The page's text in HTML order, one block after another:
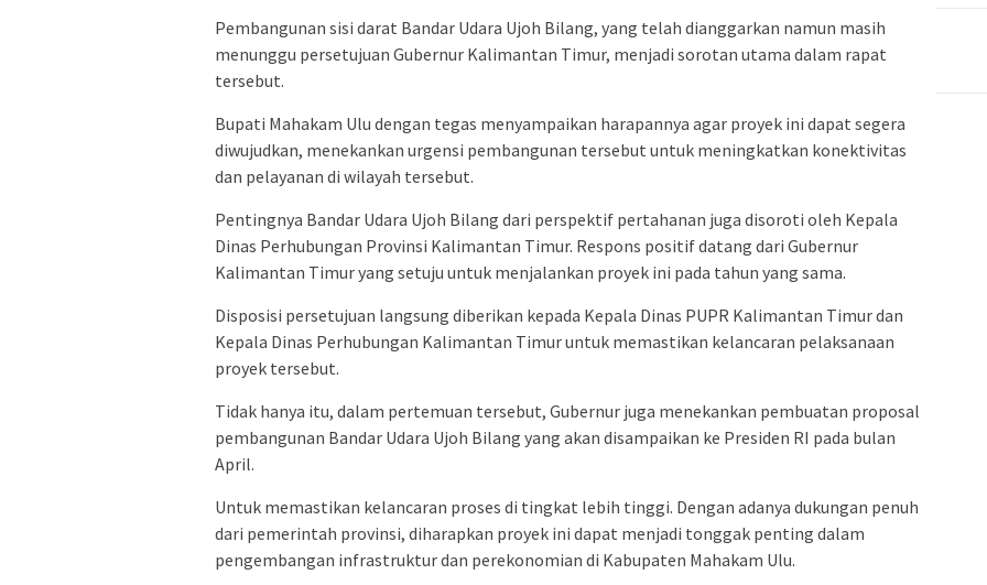
Pembangunan sisi darat Bandar Udara Ujoh Bilang, yang telah dianggarkan namun masih
menunggu persetujuan Gubernur Kalimantan Timur, menjadi sorotan utama dalam rapat
tersebut.
Bupati Mahakam Ulu dengan tegas menyampaikan harapannya agar proyek ini dapat segera
diwujudkan, menekankan urgensi pembangunan tersebut untuk meningkatkan konektivitas
dan pelayanan di wilayah tersebut.
Pentingnya Bandar Udara Ujoh Bilang dari perspektif pertahanan juga disoroti oleh Kepala
Dinas Perhubungan Provinsi Kalimantan Timur. Respons positif datang dari Gubernur
Kalimantan Timur yang setuju untuk menjalankan proyek ini pada tahun yang sama.
Disposisi persetujuan langsung diberikan kepada Kepala Dinas PUPR Kalimantan Timur dan
Kepala Dinas Perhubungan Kalimantan Timur untuk memastikan kelancaran pelaksanaan
proyek tersebut.
Tidak hanya itu, dalam pertemuan tersebut, Gubernur juga menekankan pembuatan proposal
pembangunan Bandar Udara Ujoh Bilang yang akan disampaikan ke Presiden RI pada bulan
April.
Untuk memastikan kelancaran proses di tingkat lebih tinggi. Dengan adanya dukungan penuh
dari pemerintah provinsi, diharapkan proyek ini dapat menjadi tonggak penting dalam
pengembangan infrastruktur dan perekonomian di Kabupaten Mahakam Ulu.